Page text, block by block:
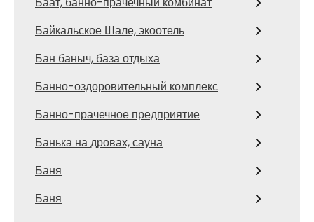
Байкальское Шале, экоотель
Бан баныч, база отдыха
Банно-оздоровительный комплекс
Банно-прачечное предприятие
Банька на дровах, сауна
Баня
Баня